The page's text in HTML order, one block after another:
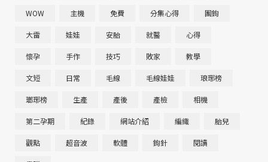
WOW 主機 免費 分集心得 團鉤
大雷 娃娃 安胎 就醫 心得
懷孕 手作 技巧 敗家 教學
文短 日常 毛線 毛線娃娃 琅琊榜
瑯琊榜 生產 產後 產檢 相機
第二孕期 紀錄 網站介紹 編織 胎兒
觀點 超音波 軟體 鉤針 閱讀